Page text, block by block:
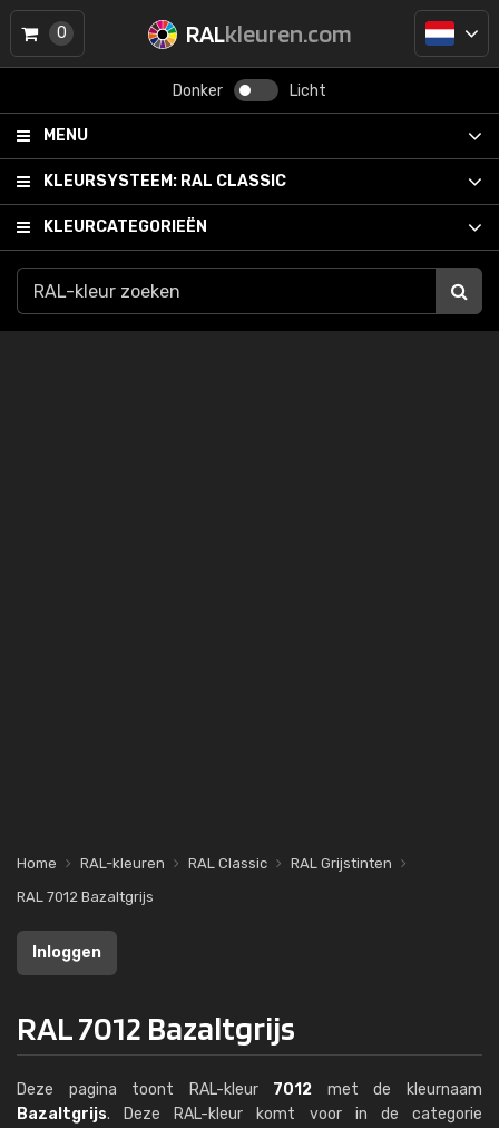
RALkleuren.com
Donker Licht
MENU
KLEURSYSTEEM: RAL CLASSIC
KLEURCATEGORIEËN
0
Home RAL-kleuren RAL Classic
RAL Grijstinten
RAL 7012 Bazaltgrijs
Inloggen
RAL 7012 Bazaltgrijs
Deze pagina toont RAL-kleur 7012 met de kleurnaam
Bazaltgrijs. Deze RAL-kleur komt voor in de categorie